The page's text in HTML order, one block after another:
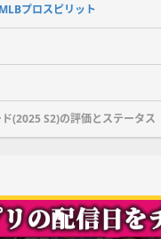
プロスピリット
(2025 S2)の評価とステータス